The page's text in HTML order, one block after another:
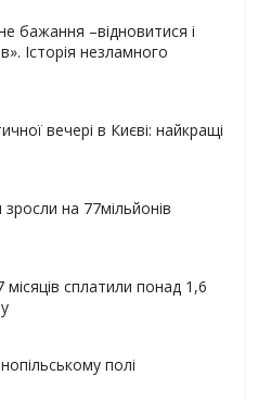
бажання –відновитися і
Історія незламного
вечері в Києві: найкращі
на 77мільйонів
сплатили понад 1,6
полі